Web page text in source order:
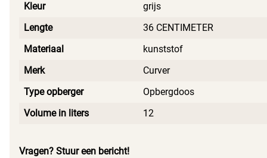
Kleur
grijs
Lengte
36 CENTIMETER
Materiaal
kunststof
Merk
Curver
Type opberger
Opbergdoos
Volume in liters
12
Vragen? Stuur een bericht!